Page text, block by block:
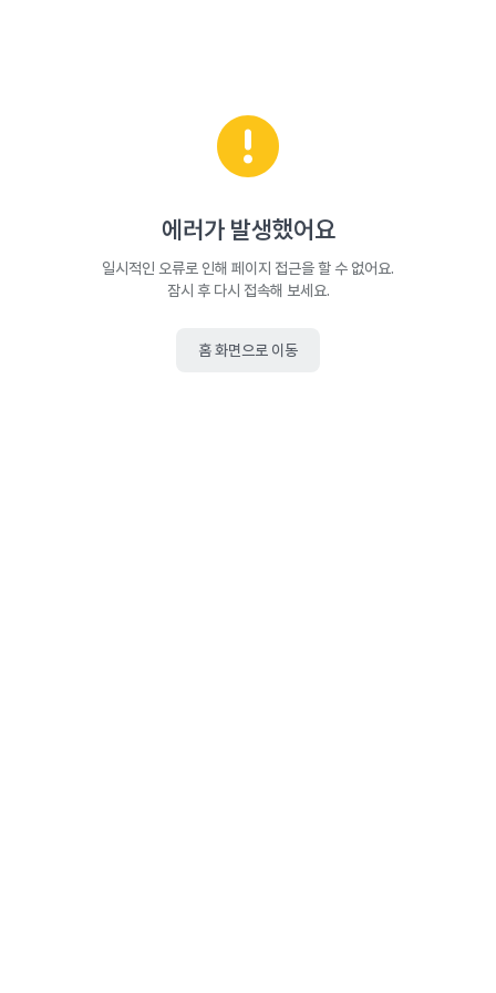
에러가 발생했어요
일시적인 오류로 인해 페이지 접근을 할 수 없어요.
잠시 후 다시 접속해 보세요.
홈 화면으로 이동